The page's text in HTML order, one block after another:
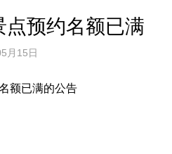
预约名额已满
月15日
额已满的公告